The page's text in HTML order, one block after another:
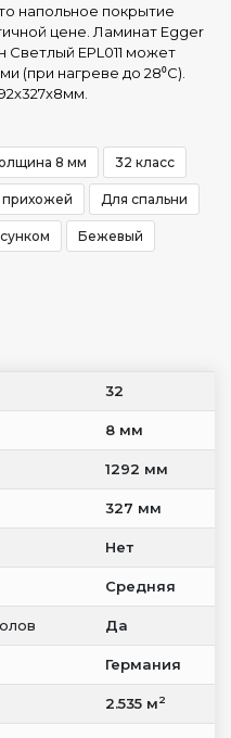
напольное покрытие
цене. Ламинат Egger
Светлый EPL011 может
(при нагреве до 28⁰С).
8 мм 32 класс
Для спальни
Бежевый
32
8 мм
1292 мм
327 мм
Нет
Средняя
Да
Германия
2.535 м2